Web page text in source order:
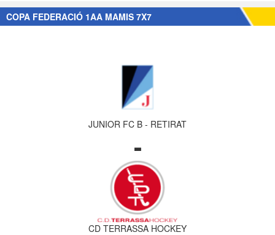
COPA FEDERACIÓ 1AA MAMIS 7X7
JUNIOR FC B - RETIRAT
-
CD TERRASSA HOCKEY